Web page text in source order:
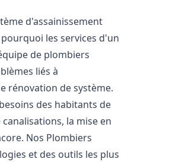
d'assainissement
les services d'un
de plombiers
liés à
rénovation de système.
des habitants de
la mise en
Nos Plombiers
et des outils les plus